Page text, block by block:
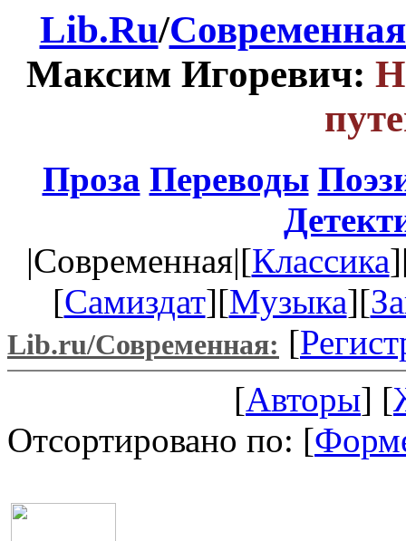
Lib.Ru/
Максим Игоревич:
Проза Переводы
|Современная|[Классика
[Самиздат][Музыка][
Lib.ru/Современная: [
[Авторы] [
Отсортировано по: [